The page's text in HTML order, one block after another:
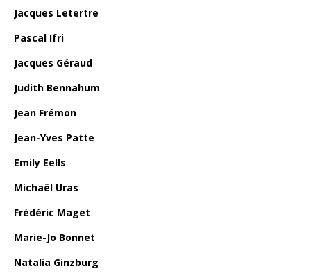
Jacques Letertre
Pascal Ifri
Jacques Géraud
Judith Bennahum
Jean Frémon
Jean-Yves Patte
Emily Eells
Michaël Uras
Frédéric Maget
Marie-Jo Bonnet
Natalia Ginzburg